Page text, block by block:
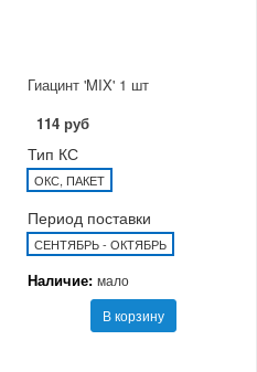
Гиацинт 'MIX' 1 шт
114 руб
Тип КС
ОКС, ПАКЕТ
Период поставки
СЕНТЯБРЬ - ОКТЯБРЬ
Наличие: мало
В корзину